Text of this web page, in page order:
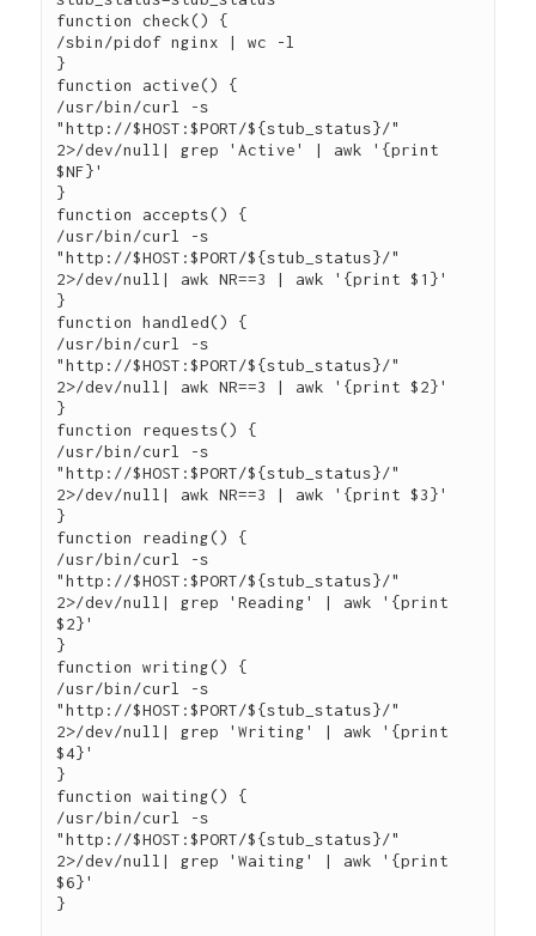
function check() {
/sbin/pidof nginx | wc -l
}
function active() {
/usr/bin/curl -s
"http://$HOST:$PORT/${stub_status}/"
2>/dev/null| grep 'Active' | awk '{print
$NF}'
}
function accepts() {
/usr/bin/curl -s
"http://$HOST:$PORT/${stub_status}/"
2>/dev/null| awk NR==3 | awk '{print $1}'
}
function handled() {
/usr/bin/curl -s
"http://$HOST:$PORT/${stub_status}/"
2>/dev/null| awk NR==3 | awk '{print $2}'
}
function requests() {
/usr/bin/curl -s
"http://$HOST:$PORT/${stub_status}/"
2>/dev/null| awk NR==3 | awk '{print $3}'
}
function reading() {
/usr/bin/curl -s
"http://$HOST:$PORT/${stub_status}/"
2>/dev/null| grep 'Reading' | awk '{print
$2}'
}
function writing() {
/usr/bin/curl -s
"http://$HOST:$PORT/${stub_status}/"
2>/dev/null| grep 'Writing' | awk '{print
$4}'
}
function waiting() {
/usr/bin/curl -s
"http://$HOST:$PORT/${stub_status}/"
2>/dev/null| grep 'Waiting' | awk '{print
$6}'
}